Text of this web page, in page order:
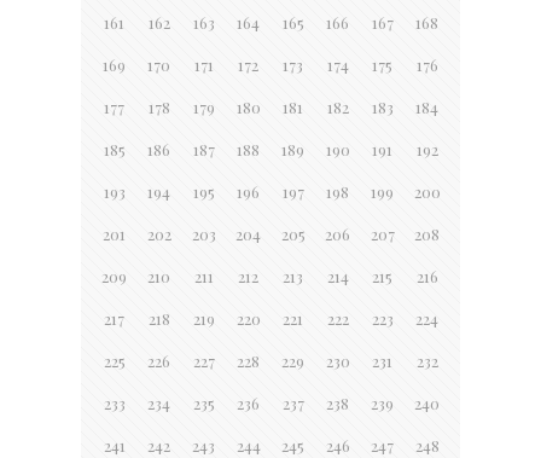
161 162 163 164 165 166 167 168
169 170 171 172 173 174 175 176
177 178 179 180 181 182 183 184
185 186 187 188 189 190 191 192
193 194 195 196 197 198 199 200
201 202 203 204 205 206 207 208
209 210 211 212 213 214 215 216
217 218 219 220 221 222 223 224
225 226 227 228 229 230 231 232
233 234 235 236 237 238 239 240
241 242 243 244 245 246 247 248